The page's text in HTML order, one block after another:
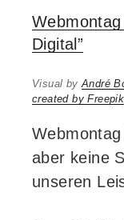
Digital”
Visual byAndré
created by Freepik
aber keine
unseren